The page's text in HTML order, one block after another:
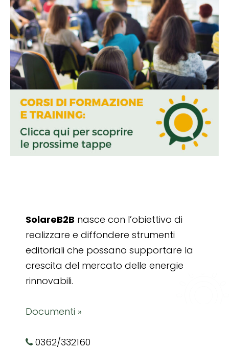
SolareB2B nasce con l’obiettivo di
realizzare e diffondere strumenti
editoriali che possano supportare la
crescita del mercato delle energie
rinnovabili.
Documenti »
0362/332160